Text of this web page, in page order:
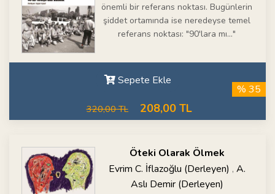
önemli bir referans noktası. Bugünlerin
şiddet ortamında ise neredeyse temel
referans noktası: "90'lara mı..."
Sepete Ekle
320,00 TL 208,00 TL
% 35
Öteki Olarak Ölmek
Evrim C. İflazoğlu (Derleyen) , A.
Aslı Demir (Derleyen)